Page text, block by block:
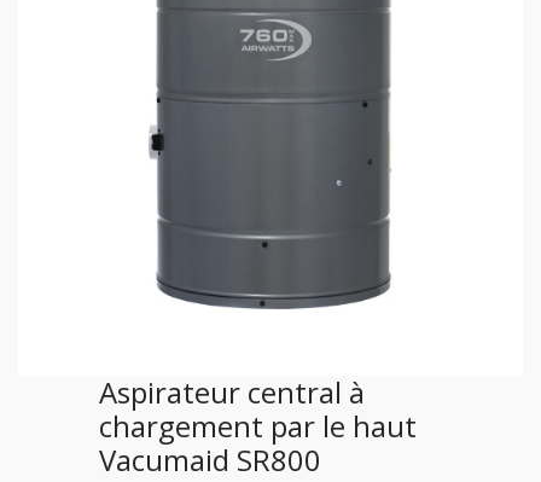
Aspirateur central à
chargement par le haut
Vacumaid SR800